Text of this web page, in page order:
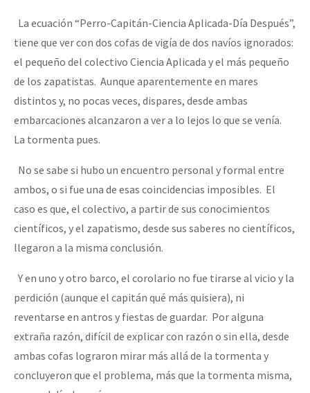
La ecuación “Perro-Capitán-Ciencia Aplicada-Día Después”,
tiene que ver con dos cofas de vigía de dos navíos ignorados:
el pequeño del colectivo Ciencia Aplicada y el más pequeño
de los zapatistas. Aunque aparentemente en mares
distintos y, no pocas veces, dispares, desde ambas
embarcaciones alcanzaron a ver a lo lejos lo que se venía.
La tormenta pues.
No se sabe si hubo un encuentro personal y formal entre
ambos, o si fue una de esas coincidencias imposibles. El
caso es que, el colectivo, a partir de sus conocimientos
científicos, y el zapatismo, desde sus saberes no científicos,
llegaron a la misma conclusión.
Y en uno y otro barco, el corolario no fue tirarse al vicio y la
perdición (aunque el capitán qué más quisiera), ni
reventarse en antros y fiestas de guardar. Por alguna
extraña razón, difícil de explicar con razón o sin ella, desde
ambas cofas lograron mirar más allá de la tormenta y
concluyeron que el problema, más que la tormenta misma,